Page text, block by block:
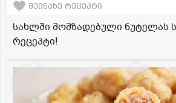
შეინახე რეცეპტი
სახლში მომზადებული ნუტელას
რეცეპტი!